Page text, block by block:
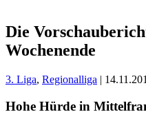
Die
Wochenende
3. Liga, Regionalliga |
Hohe Hürde in